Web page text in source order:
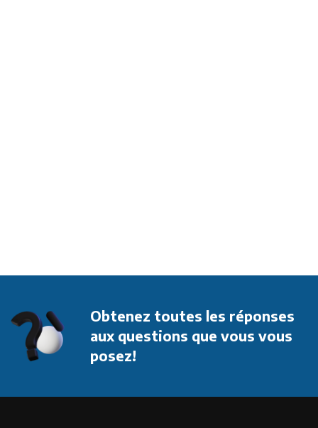
Obtenez toutes les réponses
aux questions que vous vous
posez!